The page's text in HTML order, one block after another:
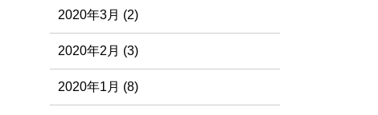
2020年3月 (2)
2020年2月 (3)
2020年1月 (8)